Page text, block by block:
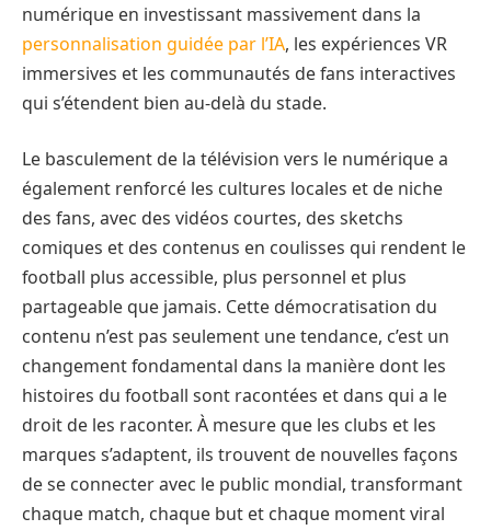
numérique en investissant massivement dans la
personnalisation guidée par l’IA, les expériences VR
immersives et les communautés de fans interactives
qui s’étendent bien au-delà du stade.
Le basculement de la télévision vers le numérique a
également renforcé les cultures locales et de niche
des fans, avec des vidéos courtes, des sketchs
comiques et des contenus en coulisses qui rendent le
football plus accessible, plus personnel et plus
partageable que jamais. Cette démocratisation du
contenu n’est pas seulement une tendance, c’est un
changement fondamental dans la manière dont les
histoires du football sont racontées et dans qui a le
droit de les raconter. À mesure que les clubs et les
marques s’adaptent, ils trouvent de nouvelles façons
de se connecter avec le public mondial, transformant
chaque match, chaque but et chaque moment viral